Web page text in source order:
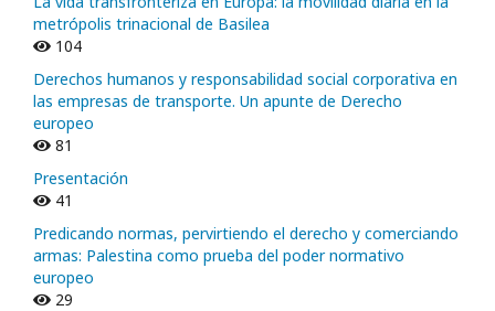
metrópolis trinacional de Basilea
104
Derechos humanos y responsabilidad social corporativa en
las empresas de transporte. Un apunte de Derecho
europeo
81
Presentación
41
Predicando normas, pervirtiendo el derecho y comerciando
armas: Palestina como prueba del poder normativo
europeo
29